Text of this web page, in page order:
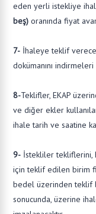
eden yerli istekliye
beş) oranında fiyat
7- İhaleye teklif
dokümanını
8-Teklifler, EKAP
ve diğer ekler
ihale tarih ve saatine
9- İstekliler tekliflerini,
için teklif edilen birim
bedel üzerinden teklif
sonucunda, üzerine